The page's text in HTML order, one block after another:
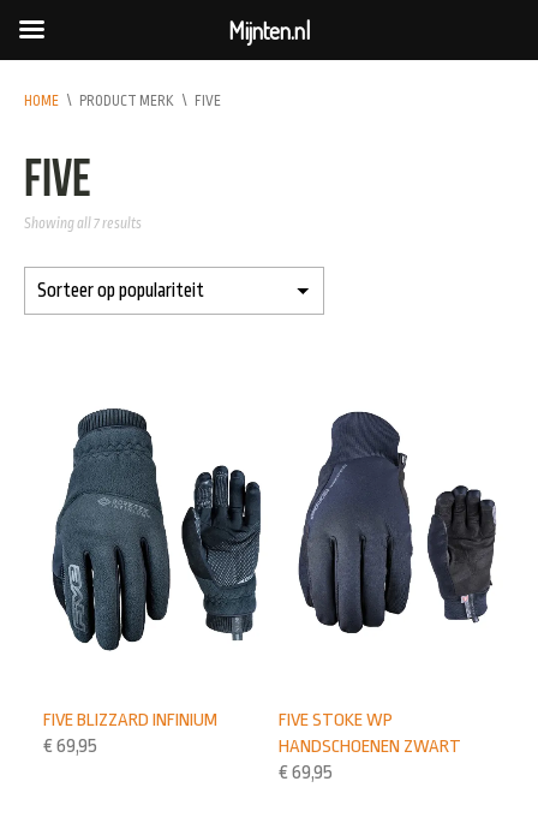
HOME \ PRODUCT MERK \ FIVE
FIVE
Showing all 7 results
FIVE STOKE WP
HANDSCHOENEN ZWART
€ 69,95
FIVE BLIZZARD INFINIUM
€ 69,95
Mijnten.nl